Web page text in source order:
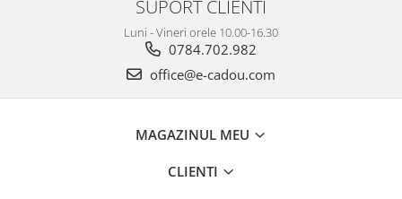
SUPORT CLIENTI
Luni - Vineri orele 10.00-16.30
0784.702.982
office@e-cadou.com
MAGAZINUL MEU
CLIENTI